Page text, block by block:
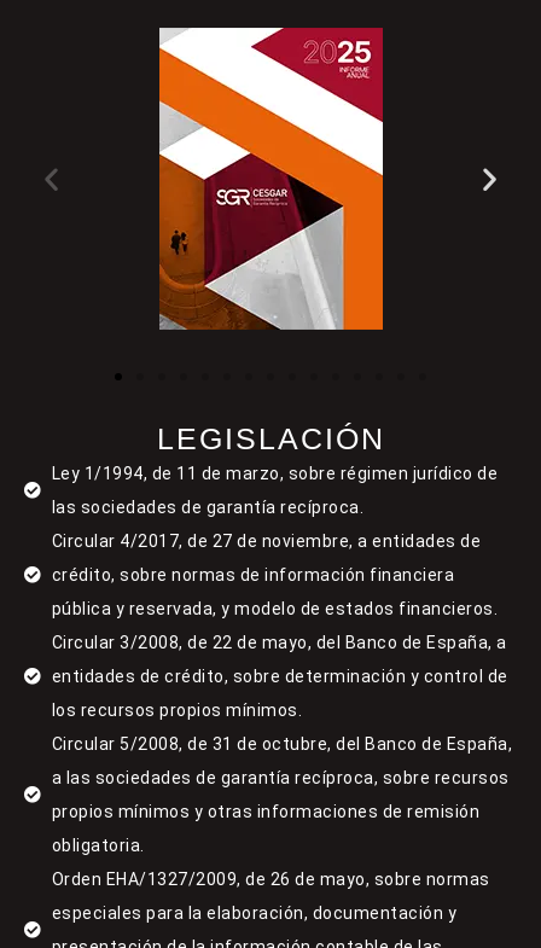
LEGISLACIÓN
Ley 1/1994, de 11 de marzo, sobre régimen jurídico de
las sociedades de garantía recíproca.
Circular 4/2017, de 27 de noviembre, a entidades de
crédito, sobre normas de información financiera
pública y reservada, y modelo de estados financieros.
Circular 3/2008, de 22 de mayo, del Banco de España, a
entidades de crédito, sobre determinación y control de
los recursos propios mínimos.
Circular 5/2008, de 31 de octubre, del Banco de España,
a las sociedades de garantía recíproca, sobre recursos
propios mínimos y otras informaciones de remisión
obligatoria.
Orden EHA/1327/2009, de 26 de mayo, sobre normas
especiales para la elaboración, documentación y